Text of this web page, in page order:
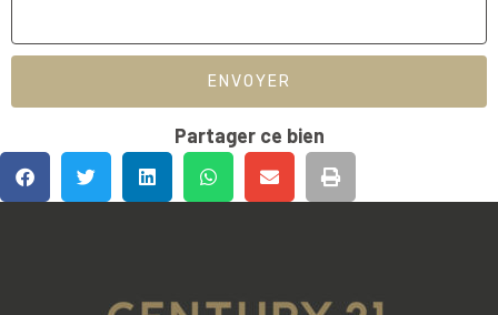
ENVOYER
Partager ce bien